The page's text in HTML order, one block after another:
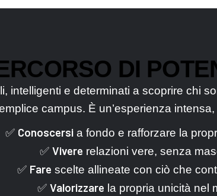
DI
intelligenti e determinati a scoprire chi
campus. È un’esperienza
✅ Conoscersi a fondo e rafforzare la
✅ Vivere relazioni vere, senza
✅ Fare scelte allineate con ciò che
✅ Valorizzare la propria unicità nel